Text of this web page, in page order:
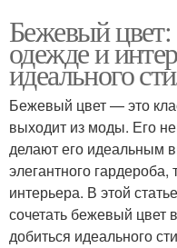
Бежевый цвет:
одежде и
идеального
Бежевый цвет — это
выходит из моды. Его
делают его идеальным
элегантного
интерьера. В этой
сочетать бежевый цвет
добиться идеального